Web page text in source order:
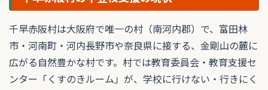
千早赤阪村は大阪府で唯一の村（南河内郡）で、富田林
市・河南町・河内長野市や奈良県に接する、金剛山の麓に
広がる自然豊かな村です。村では教育委員会・教育支援セ
ンター「くすのきルーム」が、学校に行けない・行きにく